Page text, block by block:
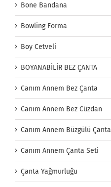
Bone Bandana
Bowling Forma
Boy Cetveli
BOYANABİLİR BEZ ÇANTA
Canım Annem Bez Çanta
Canım Annem Bez Cüzdan
Canım Annem Büzgülü Çanta
Canım Annem Çanta Seti
Çanta Yağmurluğu